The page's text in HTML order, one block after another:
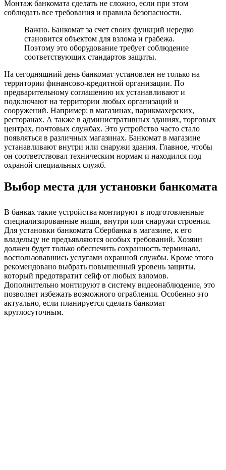
Монтаж банкомата сделать не сложно, если при этом
соблюдать все требования и правила безопасности.
Важно. Банкомат за счет своих функций нередко
становится объектом для взлома и грабежа.
Поэтому это оборудование требует соблюдение
соответствующих стандартов защиты.
На сегодняшний день банкомат установлен не только на
территории финансово-кредитной организации. По
предварительному соглашению их устанавливают и
подключают на территории любых организаций и
сооружений. Например: в магазинах, парикмахерских,
ресторанах. А также в административных зданиях, торговых
центрах, почтовых службах. Это устройство часто стало
появляться в различных магазинах. Банкомат в магазине
устанавливают внутри или снаружи здания. Главное, чтобы
он соответствовал техническим нормам и находился под
охраной специальных служб.
Выбор места для установки банкомата
В банках такие устройства монтируют в подготовленные
специализированные ниши, внутри или снаружи строения.
Для установки банкомата Сбербанка в магазине, к его
владельцу не предъявляются особых требований. Хозяин
должен будет только обеспечить сохранность терминала,
воспользовавшись услугами охранной службы. Кроме этого
рекомендовано выбрать повышенный уровень защиты,
который предотвратит сейф от любых взломов.
Дополнительно монтируют в систему видеонаблюдение, это
позволяет избежать возможного ограбления. Особенно это
актуально, если планируется сделать банкомат
круглосуточным.